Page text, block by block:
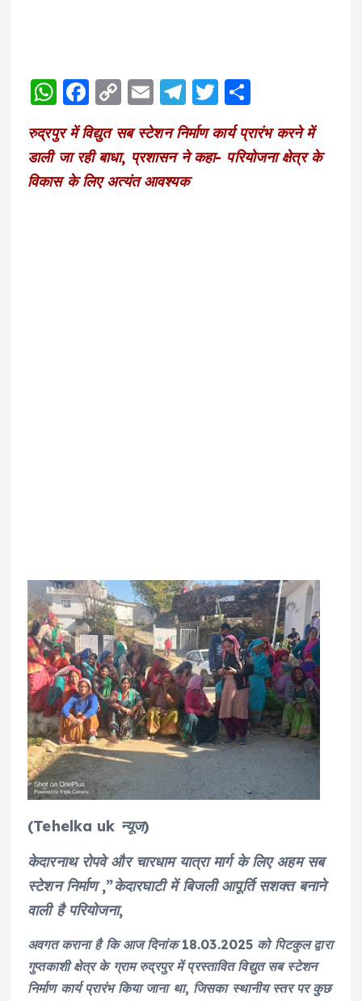
W
a
ts
A
F
a
c
e
b
C
p
y
Li
E
ai
l
T
el
e
g
r
T
w
it
te
h
a
re
रुद्रपुर में विद्युत सब स्टेशन निर्माण कार्य प्रारंभ करने में
डाली जा रही बाधा, प्रशासन ने कहा- परियोजना क्षेत्र के
विकास के लिए अत्यंत आवश्यक
(Tehelka uk न्यूज)
केदारनाथ रोपवे और चारधाम यात्रा मार्ग के लिए अहम सब
स्टेशन निर्माण ,”केदारघाटी में बिजली आपूर्ति सशक्त बनाने
वाली है परियोजना,
अवगत कराना है कि आज दिनांक 18.03.2025 को पिटकुल द्वारा
गुप्तकाशी क्षेत्र के ग्राम रुद्रपुर में प्रस्तावित विद्युत सब स्टेशन
निर्माण कार्य प्रारंभ किया जाना था, जिसका स्थानीय स्तर पर कुछ